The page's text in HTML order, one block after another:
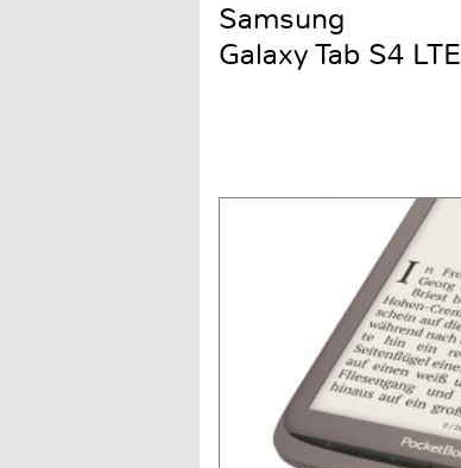
Samsung
Galaxy Tab S4 LTE